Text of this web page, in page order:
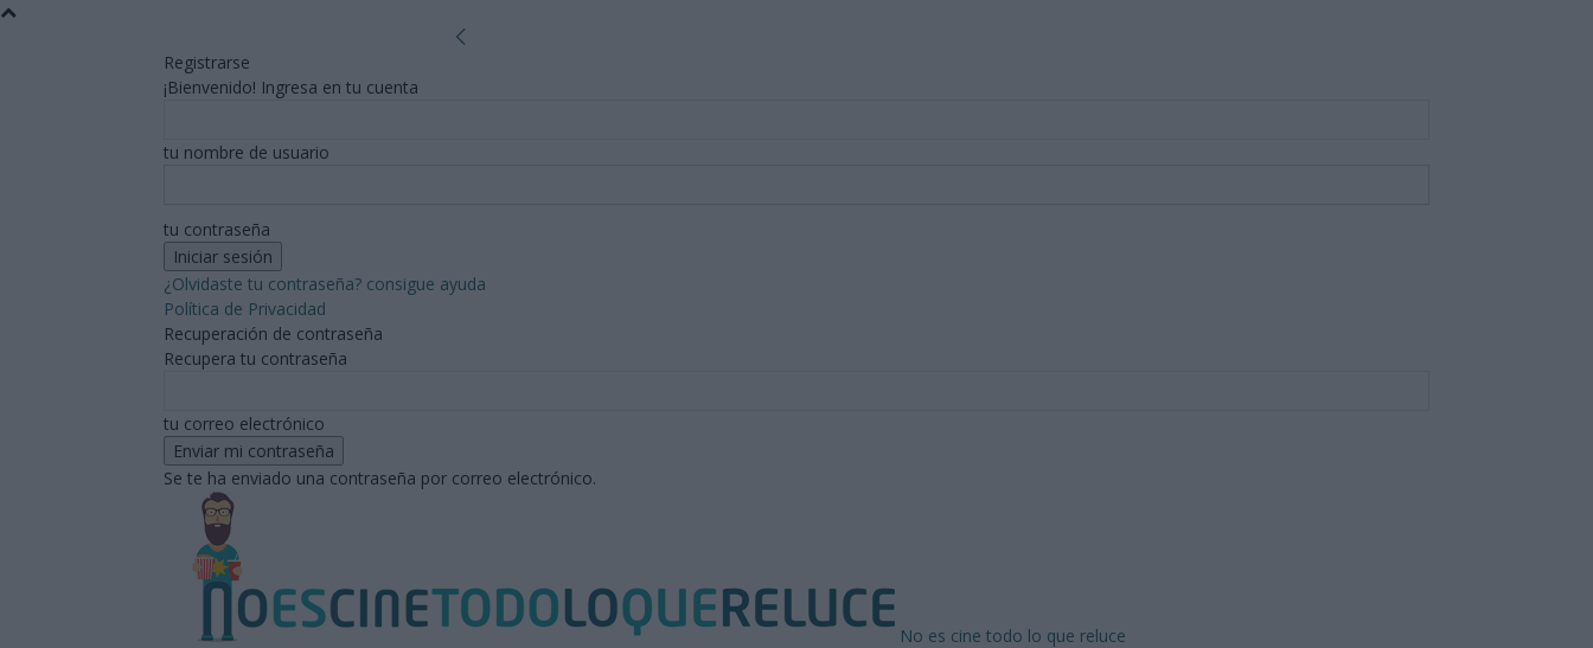
Registrarse
¡Bienvenido! Ingresa en tu cuenta
tu nombre de usuario
tu contraseña
¿Olvidaste tu contraseña? consigue ayuda
Política de Privacidad
Recuperación de contraseña
Recupera tu contraseña
tu correo electrónico
Se te ha enviado una contraseña por correo electrónico.
No es cine todo lo que reluce